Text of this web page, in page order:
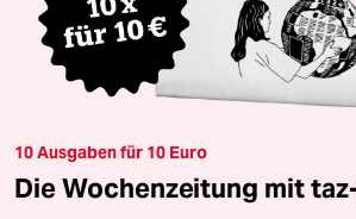
10 Ausgaben für 10 Euro
Die Wochenzeitung mit